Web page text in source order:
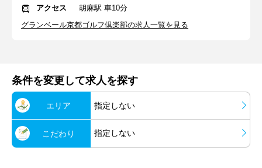
アクセス
胡麻駅 車10分
グランベール京都ゴルフ倶楽部の求人一覧を見る
条件を変更して求人を探す
エリア 指定しない
こだわり 指定しない